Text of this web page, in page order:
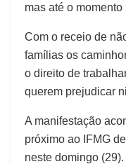
mas até o momento
Com o receio de
famílias os
o direito de
querem prejudicar
A manifestação
próximo ao IFMG
neste domingo (29).